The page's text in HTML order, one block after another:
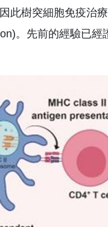
此樹突細胞免疫治
。先前的經驗已經